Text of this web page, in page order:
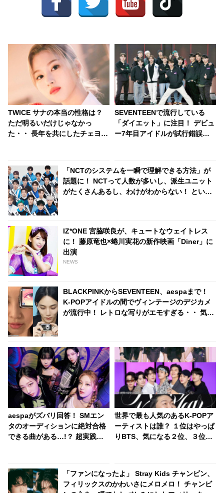
TWICE サナの本当の性格は？
ただ明るいだけじゃなかっ
た・・ 長年を共にしたチェヨン
る」
SEVENTEENで流行している
「ダイエット」に注目！ デビュ
ー7年目アイドルが試行錯誤の
な内容にファン驚愕
「NCTのシステムを一瞬で理解できる方法」が
話題に！ NCTって人数が多いし、派生ユニット
がたくさんあるし、わけがわからない！ という
IZ*ONE 宮脇咲良が、キュートなウェイトレス
に！ 藤原竜也×蜷川実花の新作映画「Diner」に
出演
NEWS
BLACKPINKからSEVENTEEN、aespaまで！
K-POPアイドルの間でヴィンテージのデジカメ
が流行中！ レトロな写りがエモすぎる・・ 気に
aespaがズバリ回答！ SMエン
タのオーディションに絶対合格
できる曲がある…!？ 超実践的
世界で最も人気のあるK-POPア
ーティストは誰？ １位はやっぱ
りBTS、気になる２位、３位
に注目殺到
「ファンになったよ」 Stray Kids チャンビン、
フィリックスのかわいさにメロメロ！ チャンビ